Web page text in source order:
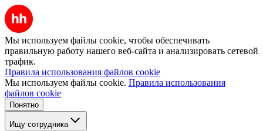
Мы используем файлы cookie, чтобы обеспечивать
правильную работу нашего веб-сайта и анализировать сетевой
трафик.
Правила использования файлов cookie
Мы используем файлы cookie. Правила использования
файлов cookie
Понятно
Ищу сотрудника